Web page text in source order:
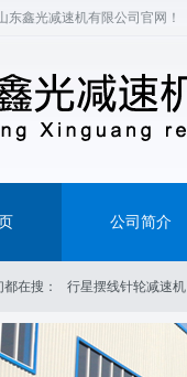
东鑫光减速机有限公司官网！
公司简介
在搜： 行星摆线针轮减速机